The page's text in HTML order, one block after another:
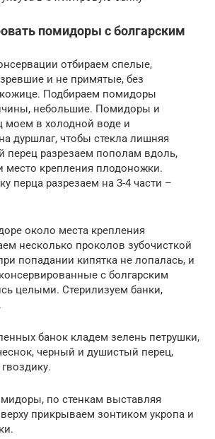
помидоры с болгарским
отбираем спелые,
и не примятые, без
Подбираем помидоры
небольшие. Помидоры и
моем в холодной воде и
дуршлаг, чтобы стекла лишняя
перец разрезаем пополам вдоль,
место крепления плодоножки.
перца разрезаем на 3-4 части –
около места крепления
несколько проколов зубочисткой
попадании кипятка не лопалась, и
с болгарским
целыми. Стерилизуем банки,
банок кладем зелень петрушки,
черный и душистый перец,
по стенкам выставляя
прикрываем зонтиком укропа и